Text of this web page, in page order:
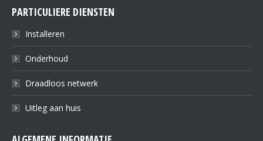
PARTICULIERE DIENSTEN
Installeren
Onderhoud
Draadloos netwerk
Uitleg aan huis